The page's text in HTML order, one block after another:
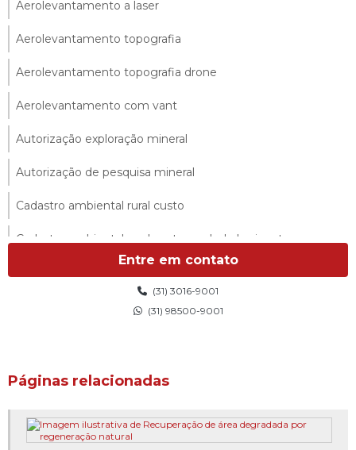
Aerolevantamento a laser
Aerolevantamento topografia
Aerolevantamento topografia drone
Aerolevantamento com vant
Autorização exploração mineral
Autorização de pesquisa mineral
Cadastro ambiental rural custo
Cadastro ambiental rural custo em belo horizonte
Cadastro ambiental rural empresa
Cadastro ambiental rural preço
Caracterização do meio físico
Entre em contato
(31) 3016-9001
(31) 98500-9001
Páginas relacionadas